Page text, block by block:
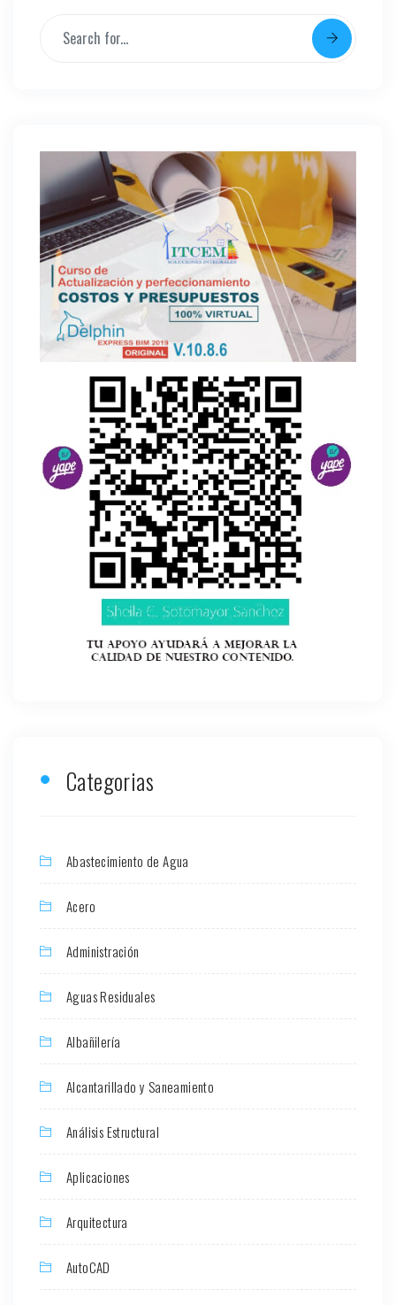
Categorias
Abastecimiento de Agua
Acero
Administración
Aguas Residuales
Albañilería
Alcantarillado y Saneamiento
Análisis Estructural
Aplicaciones
Arquitectura
AutoCAD